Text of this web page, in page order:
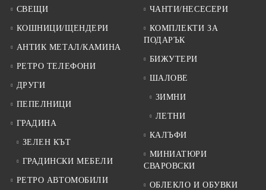
СВЕЩИ
КОШНИЦИ/ЩЕНДЕРИ
АНТИК МЕТАЛ/КАМИНА
РЕТРО ТЕЛЕФОНИ
ДРУГИ
ПЕПЕЛНИЦИ
ГРАДИНА
ЗЕЛЕН КЪТ
ГРАДИНСКИ МЕБЕЛИ
РЕТРО АВТОМОБИЛИ
ЧАНТИ/НЕСЕСЕРИ
КОМПЛЕКТИ ЗА
ПОДАРЪК
БИЖУТЕРИ
ШАЛОВЕ
ЗИМНИ
ЛЕТНИ
КАЛЪФИ
МИНИАТЮРИ
СВАРОВСКИ
ОБЛЕКЛО И ОБУВКИ